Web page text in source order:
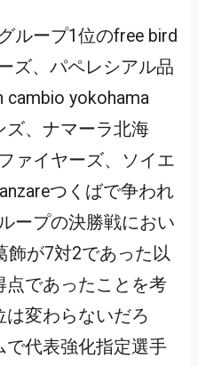
ループ1位のfree bird
ズ、パペレシアル品
cambio yokohama
ズ、ナマーラ北海
ァイヤーズ、ソイエ
つくばで争われ
ープの決勝戦におい
飾が7対2であった以
であったことを考
は変わらないだろ
で代表強化指定選手